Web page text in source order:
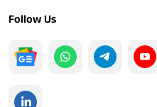
Follow Us